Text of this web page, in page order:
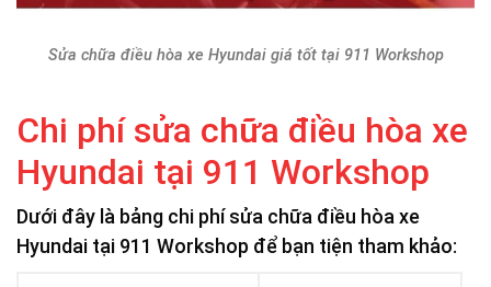
Sửa chữa điều hòa xe Hyundai giá tốt tại 911 Workshop
Chi phí sửa chữa điều hòa xe
Hyundai tại 911 Workshop
Dưới đây là bảng chi phí sửa chữa điều hòa xe
Hyundai tại 911 Workshop để bạn tiện tham khảo: